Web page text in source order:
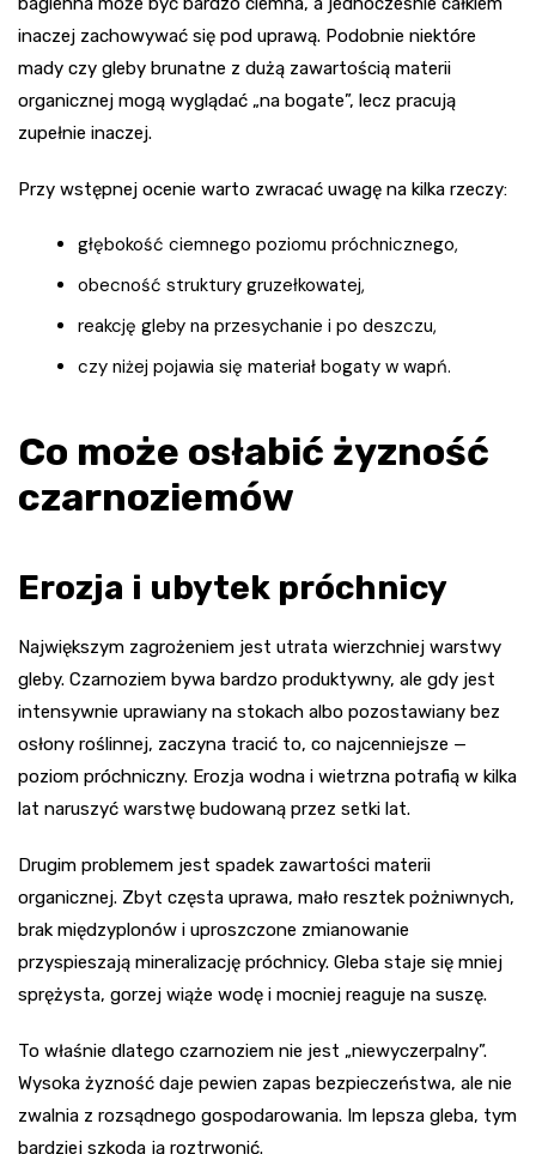
inaczej zachowywać się pod uprawą. Podobnie niektóre
mady czy gleby brunatne z dużą zawartością materii
organicznej mogą wyglądać „na bogate”, lecz pracują
zupełnie inaczej.
Przy wstępnej ocenie warto zwracać uwagę na kilka rzeczy:
głębokość ciemnego poziomu próchnicznego,
obecność struktury gruzełkowatej,
reakcję gleby na przesychanie i po deszczu,
czy niżej pojawia się materiał bogaty w wapń.
Co może osłabić żyzność
czarnoziemów
Erozja i ubytek próchnicy
Największym zagrożeniem jest utrata wierzchniej warstwy
gleby. Czarnoziem bywa bardzo produktywny, ale gdy jest
intensywnie uprawiany na stokach albo pozostawiany bez
osłony roślinnej, zaczyna tracić to, co najcenniejsze —
poziom próchniczny. Erozja wodna i wietrzna potrafią w kilka
lat naruszyć warstwę budowaną przez setki lat.
Drugim problemem jest spadek zawartości materii
organicznej. Zbyt częsta uprawa, mało resztek pożniwnych,
brak międzyplonów i uproszczone zmianowanie
przyspieszają mineralizację próchnicy. Gleba staje się mniej
sprężysta, gorzej wiąże wodę i mocniej reaguje na suszę.
To właśnie dlatego czarnoziem nie jest „niewyczerpalny”.
Wysoka żyzność daje pewien zapas bezpieczeństwa, ale nie
zwalnia z rozsądnego gospodarowania. Im lepsza gleba, tym
bardziej szkoda ją roztrwonić.